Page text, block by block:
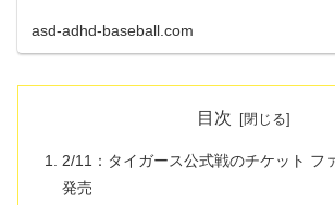
asd-adhd-baseball.com
目次
2/11：タイガース公式戦のチケット フ
発売